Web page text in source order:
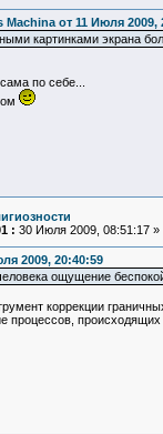
Machina от 11 Июля 2009,
картинками экрана
по себе...
: 30 Июля 2009, 08:51:17 »
2009, 20:40:59
ощущение
коррекции
процессов,